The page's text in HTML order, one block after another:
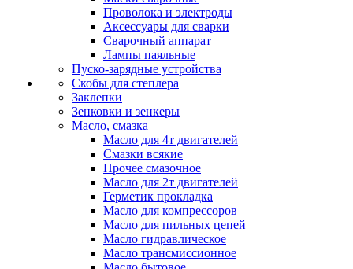
Проволока и электроды
Аксессуары для сварки
Сварочный аппарат
Лампы паяльные
Пуско-зарядные устройства
Скобы для степлера
Заклепки
Зенковки и зенкеры
Масло, смазка
Масло для 4т двигателей
Смазки всякие
Прочее смазочное
Масло для 2т двигателей
Герметик прокладка
Масло для компрессоров
Масло для пильных цепей
Масло гидравлическое
Масло трансмиссионное